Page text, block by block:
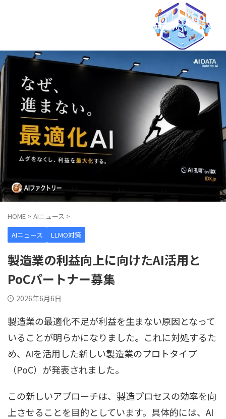
AIO × LLMO マーケティング研究所
HOME > AIニュース >
AIニュース
LLMO対策
製造業の利益向上に向けたAI活用と
PoCパートナー募集
2026年6月6日
製造業の最適化不足が利益を生まない原因となって
いることが明らかになりました。これに対処するた
め、AIを活用した新しい製造業のプロトタイプ
（PoC）が発表されました。
この新しいアプローチは、製造プロセスの効率を向
上させることを目的としています。具体的には、AI